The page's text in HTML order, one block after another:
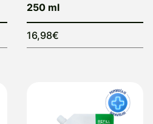
250 ml
16,98€